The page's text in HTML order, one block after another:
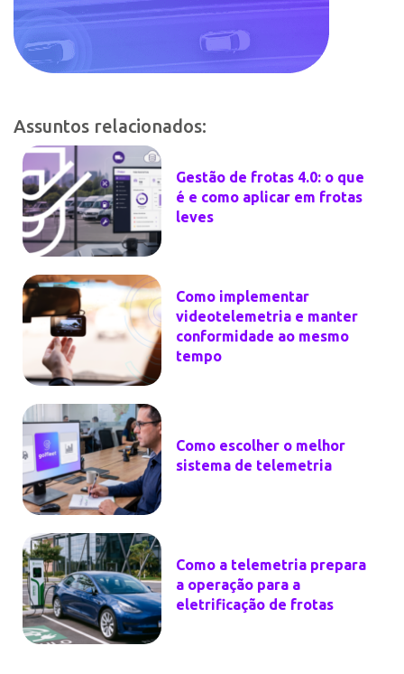
Assuntos relacionados:
Gestão de frotas 4.0: o que
é e como aplicar em frotas
leves
Como implementar
videotelemetria e manter
conformidade ao mesmo
tempo
Como escolher o melhor
sistema de telemetria
Como a telemetria prepara
a operação para a
eletrificação de frotas